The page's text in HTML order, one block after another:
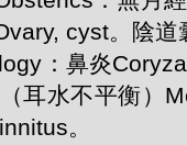
cyst。陰
：鼻炎
耳水不平衡）
。